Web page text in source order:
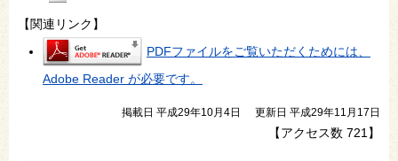
【関連リンク】
PDFファイルをご覧いただくためには、
Adobe Reader が必要です。
掲載日 平成29年10月4日 更新日 平成29年11月17日
【アクセス数 721 】